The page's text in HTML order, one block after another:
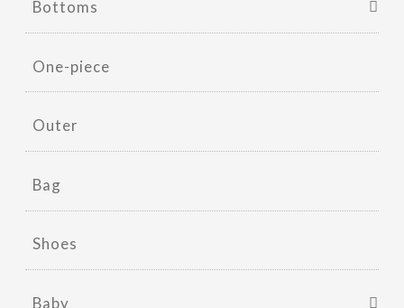
Bottoms
One-piece
Outer
Bag
Shoes
Baby